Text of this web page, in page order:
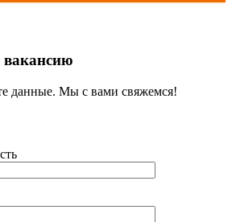
вакансию
данные. Мы с вами свяжемся!